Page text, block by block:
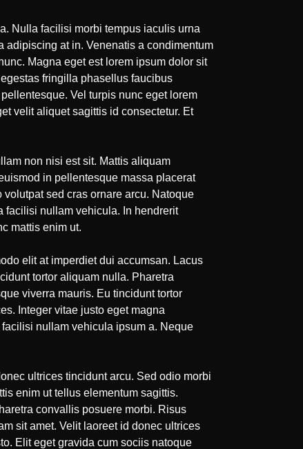
Nulla facilisi morbi tempus iaculis urna
adipiscing at in. Venenatis a condimentum
Magna eget est lorem ipsum dolor sit
fringilla phasellus faucibus
Vel turpis nunc eget lorem
velit aliquet sagittis id consectetur. Et
non nisi est sit. Mattis aliquam
in pellentesque massa placerat
sed cras ornare arcu. Natoque
facilisi nullam vehicula. In hendrerit
mattis enim ut.
elit at imperdiet dui accumsan. Lacus
tortor aliquam nulla. Pharetra
viverra mauris. Eu tincidunt tortor
Integer vitae justo eget magna
nullam vehicula ipsum a. Neque
ultrices tincidunt arcu. Sed odio morbi
enim ut tellus elementum sagittis.
convallis posuere morbi. Risus
sit amet. Velit laoreet id donec ultrices
Elit eget gravida cum sociis natoque